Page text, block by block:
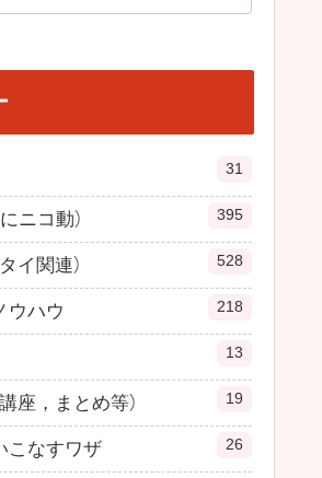
31
ニコ動） 395
イ関連） 528
ウハウ 218
13
座，まとめ等） 19
こなすワザ 26